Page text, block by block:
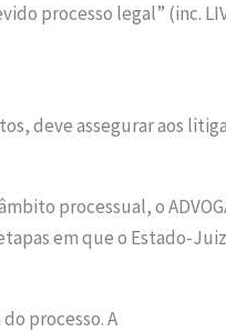
processo legal” (inc.
deve assegurar aos
processual, o
em que o Estado-
processo. A